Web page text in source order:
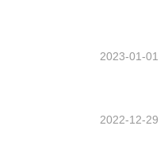
2023-01-01
2022-12-29